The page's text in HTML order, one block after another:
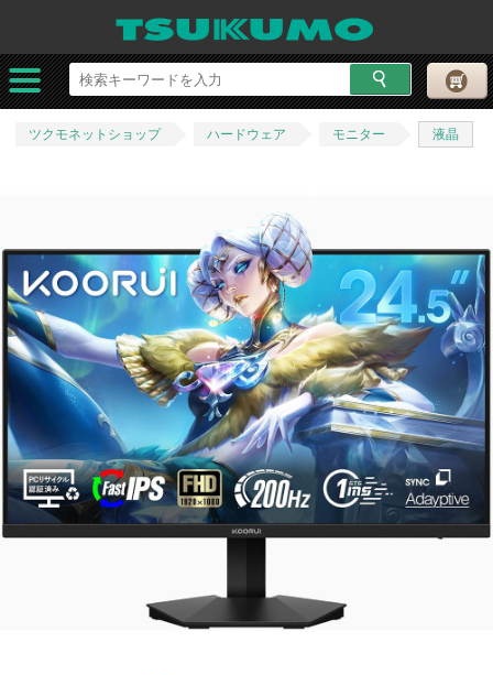
ツクモネットショップ ハードウェア モニター 液晶